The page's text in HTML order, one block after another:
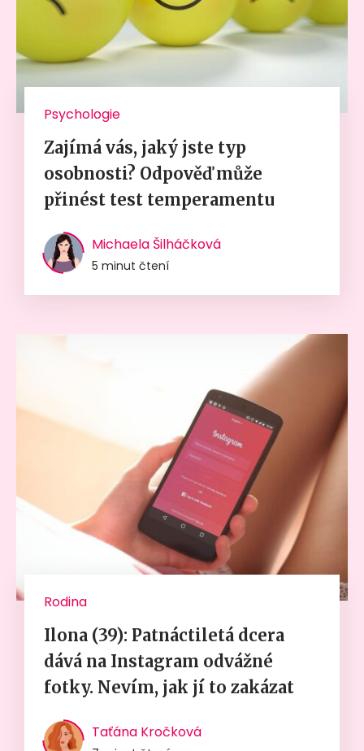
Psychologie
Zajímá vás, jaký jste typ
osobnosti? Odpověď může
přinést test temperamentu
Michaela Šilháčková
5 minut čtení
Rodina
Ilona (39): Patnáctiletá dcera
dává na Instagram odvážné
fotky. Nevím, jak jí to zakázat
Taťána Kročková